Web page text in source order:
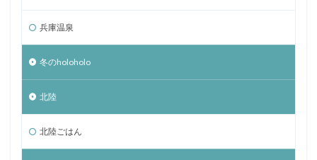
兵庫温泉
冬のholoholo
北陸
北陸ごはん